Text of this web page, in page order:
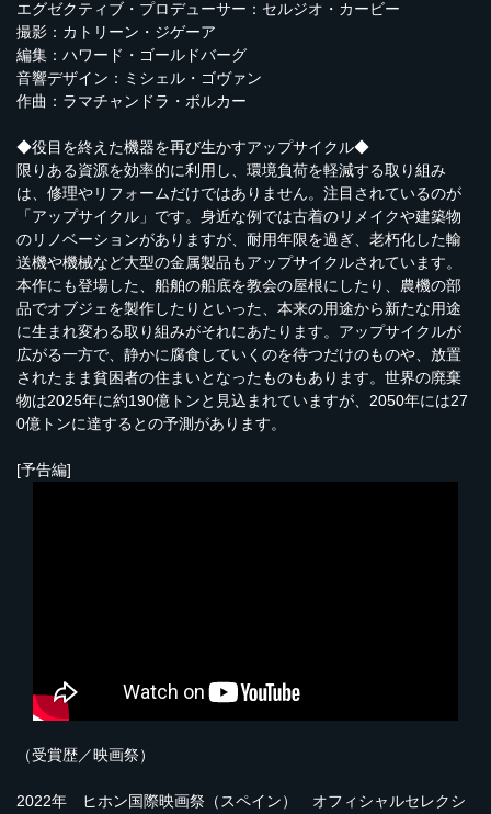
エグゼクティブ・プロデューサー：セルジオ・カービー
撮影：カトリーン・ジゲーア
編集：ハワード・ゴールドバーグ
音響デザイン：ミシェル・ゴヴァン
作曲：ラマチャンドラ・ボルカー
◆役目を終えた機器を再び生かすアップサイクル◆
限りある資源を効率的に利用し、環境負荷を軽減する取り組み
は、修理やリフォームだけではありません。注目されているのが
「アップサイクル」です。身近な例では古着のリメイクや建築物
のリノベーションがありますが、耐用年限を過ぎ、老朽化した輸
送機や機械など大型の金属製品もアップサイクルされています。
本作にも登場した、船舶の船底を教会の屋根にしたり、農機の部
品でオブジェを製作したりといった、本来の用途から新たな用途
に生まれ変わる取り組みがそれにあたります。アップサイクルが
広がる一方で、静かに腐食していくのを待つだけのものや、放置
されたまま貧困者の住まいとなったものもあります。世界の廃棄
物は2025年に約190億トンと見込まれていますが、2050年には27
0億トンに達するとの予測があります。
[予告編]
（受賞歴／映画祭）
2022年 ヒホン国際映画祭（スペイン） オフィシャルセレクシ